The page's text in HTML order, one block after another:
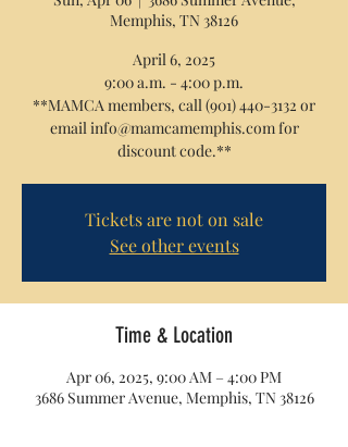
Memphis, TN 38126
April 6, 2025
9:00 a.m. - 4:00 p.m.
**MAMCA members, call (901) 440-3132 or
email info@mamcamemphis.com for
discount code.**
Tickets are not on sale
See other events
Time & Location
Apr 06, 2025, 9:00 AM – 4:00 PM
3686 Summer Avenue, Memphis, TN 38126